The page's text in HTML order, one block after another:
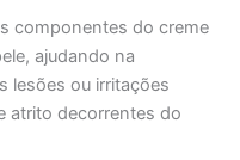
componentes do creme
ajudando na
lesões ou irritações
atrito decorrentes do